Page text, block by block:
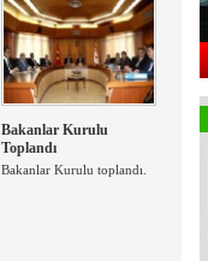
Bakanlar Kurulu
Toplandı
Bakanlar Kurulu toplandı.